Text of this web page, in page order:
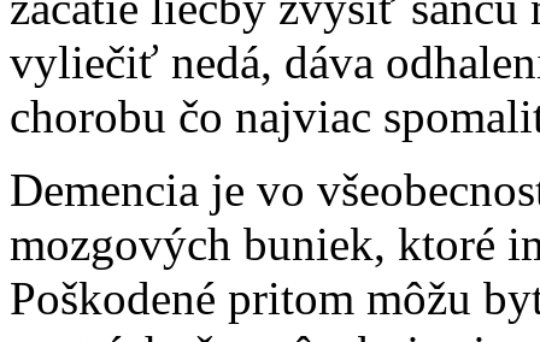
vyliečiť nedá, dáva
chorobu čo najviac
Demencia je vo
mozgových buniek, ktoré
Poškodené pritom môžu